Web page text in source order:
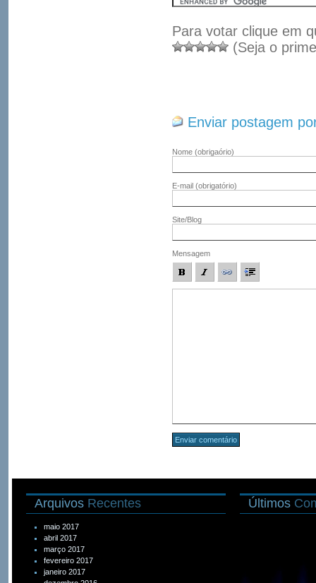
Para votar clique em
(Seja o
Enviar postagem
Nome (obrigaório)
E-mail (obrigatório)
Site/Blog
Mensagem
Arquivos Recentes
maio 2017
abril 2017
março 2017
fevereiro 2017
janeiro 2017
Últimos